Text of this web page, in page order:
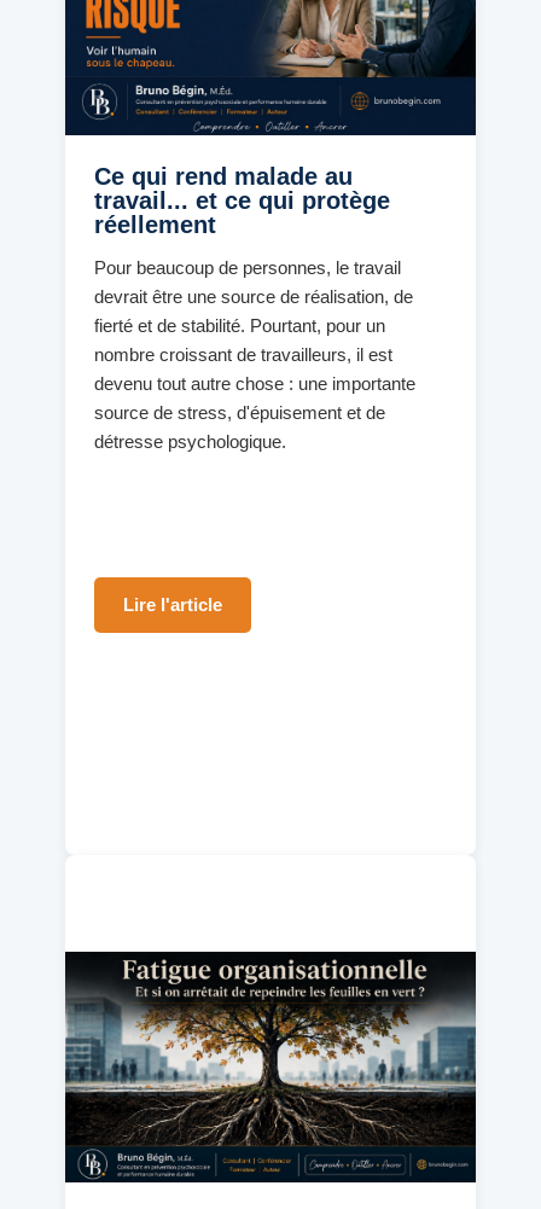
Ce qui rend malade au
travail... et ce qui protège
réellement
Pour beaucoup de personnes, le travail
devrait être une source de réalisation, de
fierté et de stabilité. Pourtant, pour un
nombre croissant de travailleurs, il est
devenu tout autre chose : une importante
source de stress, d'épuisement et de
détresse psychologique.
Lire l'article